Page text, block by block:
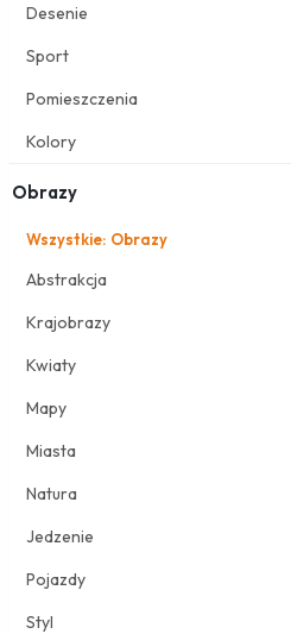
Desenie
Sport
Pomieszczenia
Kolory
Obrazy
Wszystkie: Obrazy
Abstrakcja
Krajobrazy
Kwiaty
Mapy
Miasta
Natura
Jedzenie
Pojazdy
Styl